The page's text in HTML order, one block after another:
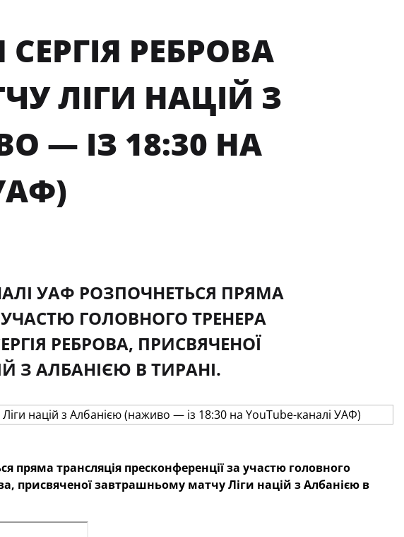
РЕБРОВА
ЛІГИ НАЦІЙ З
— ІЗ 18:30 НА
УАФ РОЗПОЧНЕТЬСЯ ПРЯМА
ГОЛОВНОГО ТРЕНЕРА
РЕБРОВА, ПРИСВЯЧЕНОЇ
З АЛБАНІЄЮ В ТИРАНІ.
пряма трансляція пресконференції за участю головного
присвяченої завтрашньому матчу Ліги націй з Албанією в